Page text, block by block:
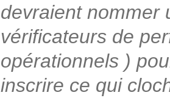
devraient nommer
vérificateurs de
opérationnels )
inscrire ce qui